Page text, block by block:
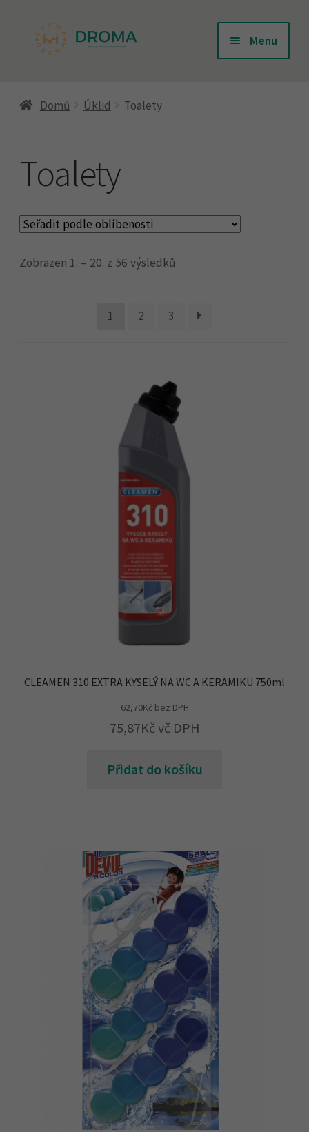
Přeskočit
Přejít
webu
Menu
Kontakty
Košík
Můj účet
Náhradní plnění
Obchodní podmínky
Domů Úklid Toalety
Toalety
Zobrazen 1. – 20. z 56 výsledků
1 2 3
CLEAMEN 310 EXTRA KYSELÝ NA WC A KERAMIKU 750ml
62,70Kčbez DPH
75,87Kč vč DPH
Přidat do košíku